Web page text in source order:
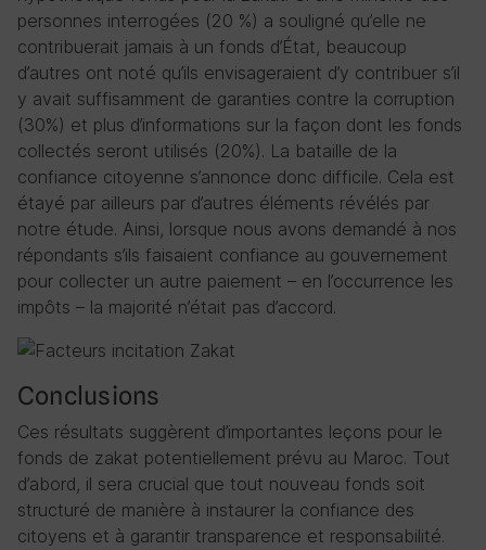
personnes interrogées (20 %) a souligné qu’elle ne
contribuerait jamais à un fonds d’État, beaucoup
d’autres ont noté qu’ils envisageraient d’y contribuer s’il
y avait suffisamment de garanties contre la corruption
(30%) et plus d’informations sur la façon dont les fonds
collectés seront utilisés (20%). La bataille de la
confiance citoyenne s’annonce donc difficile. Cela est
étayé par ailleurs par d’autres éléments révélés par
notre étude. Ainsi, lorsque nous avons demandé à nos
répondants s’ils faisaient confiance au gouvernement
pour collecter un autre paiement – en l’occurrence les
impôts – la majorité n’était pas d’accord.
Conclusions
Ces résultats suggèrent d’importantes leçons pour le
fonds de zakat potentiellement prévu au Maroc. Tout
d’abord, il sera crucial que tout nouveau fonds soit
structuré de manière à instaurer la confiance des
citoyens et à garantir transparence et responsabilité.